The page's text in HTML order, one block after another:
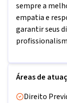
sempre a
empatia e
garantir seus
Áreas de
Direito